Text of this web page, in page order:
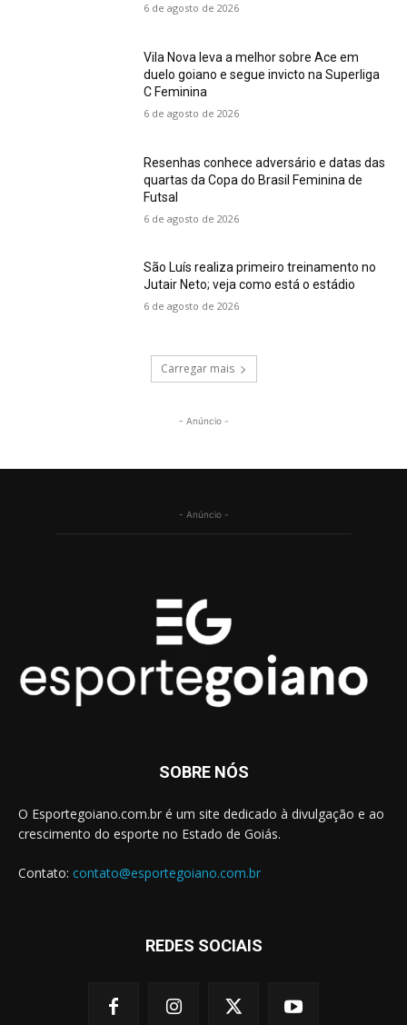
6 de agosto de 2026
Vila Nova leva a melhor sobre Ace em
duelo goiano e segue invicto na Superliga
C Feminina
6 de agosto de 2026
Resenhas conhece adversário e datas das
quartas da Copa do Brasil Feminina de
Futsal
6 de agosto de 2026
São Luís realiza primeiro treinamento no
Jutair Neto; veja como está o estádio
6 de agosto de 2026
Carregar mais
- Anúncio -
- Anúncio -
SOBRE NÓS
O Esportegoiano.com.br é um site dedicado à divulgação e ao
crescimento do esporte no Estado de Goiás.
Contato: contato@esportegoiano.com.br
REDES SOCIAIS